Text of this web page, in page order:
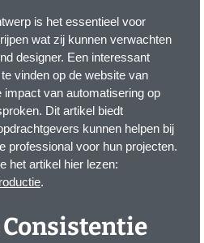
is het essentieel voor
wat zij kunnen verwachten
designer. Een interessant
vinden op de website van
impact van automatisering op
Dit artikel biedt
kunnen helpen bij
professional voor hun projecten.
het artikel hier lezen:
.